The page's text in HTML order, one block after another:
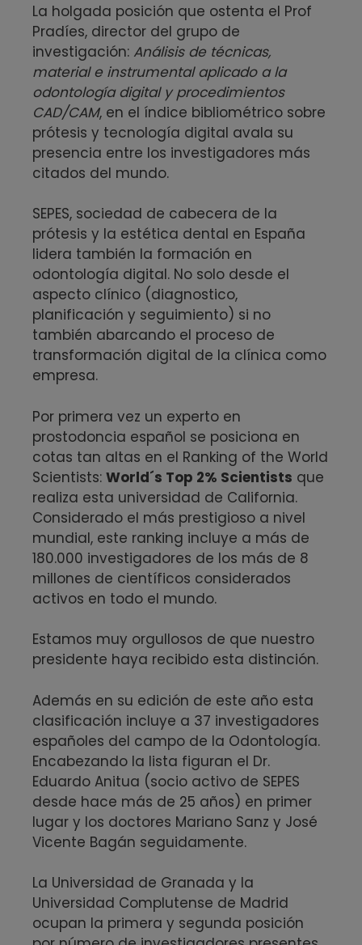
La holgada posición que ostenta el Prof
Pradíes, director del grupo de
investigación: Análisis de técnicas,
material e instrumental aplicado a la
odontología digital y procedimientos
CAD/CAM, en el índice bibliométrico sobre
prótesis y tecnología digital avala su
presencia entre los investigadores más
citados del mundo.
SEPES, sociedad de cabecera de la
prótesis y la estética dental en España
lidera también la formación en
odontología digital. No solo desde el
aspecto clínico (diagnostico,
planificación y seguimiento) si no
también abarcando el proceso de
transformación digital de la clínica como
empresa.
Por primera vez un experto en
prostodoncia español se posiciona en
cotas tan altas en el Ranking of the World
Scientists: World´s Top 2% Scientists que
realiza esta universidad de California.
Considerado el más prestigioso a nivel
mundial, este ranking incluye a más de
180.000 investigadores de los más de 8
millones de científicos considerados
activos en todo el mundo.
Estamos muy orgullosos de que nuestro
presidente haya recibido esta distinción.
Además en su edición de este año esta
clasificación incluye a 37 investigadores
españoles del campo de la Odontología.
Encabezando la lista figuran el Dr.
Eduardo Anitua (socio activo de SEPES
desde hace más de 25 años) en primer
lugar y los doctores Mariano Sanz y José
Vicente Bagán seguidamente.
La Universidad de Granada y la
Universidad Complutense de Madrid
ocupan la primera y segunda posición